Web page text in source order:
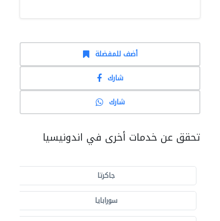
أضف للمفضلة
شارك
شارك
تحقق عن خدمات أخرى في اندونيسيا
جاكرتا
سورابايا